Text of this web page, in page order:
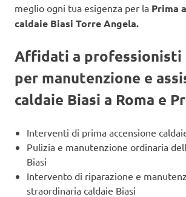
meglio ogni tua esigenza per la Prima
caldaie Biasi Torre Angela.
Affidati a professionisti
per manutenzione e
caldaie Biasi a Roma e
Interventi di prima accensione
Pulizia e manutenzione ordinaria
Biasi
Intervento di riparazione e
straordinaria caldaie Biasi